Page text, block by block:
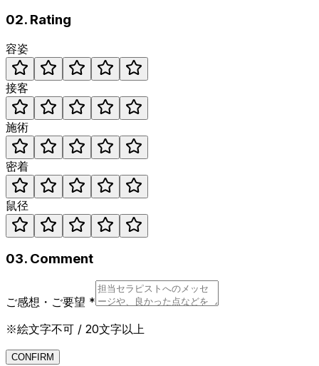
02. Rating
容姿
接客
施術
密着
鼠径
03. Comment
ご感想・ご要望 *
※絵文字不可 / 20文字以上
CONFIRM